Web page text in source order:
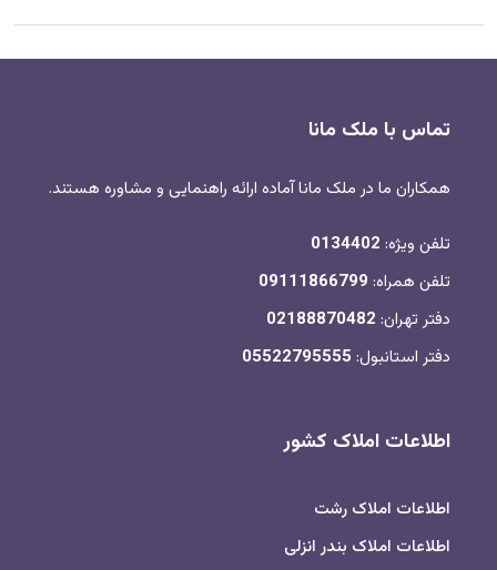
تماس با ملک مانا
همکاران ما در ملک مانا آماده ارائه راهنمایی و مشاوره هستند.
تلفن ویژه: 0134402
تلفن همراه: 09111866799
دفتر تهران: 02188870482
دفتر استانبول: 05522795555
اطلاعات املاک کشور
اطلاعات املاک رشت
اطلاعات املاک بندر انزلی